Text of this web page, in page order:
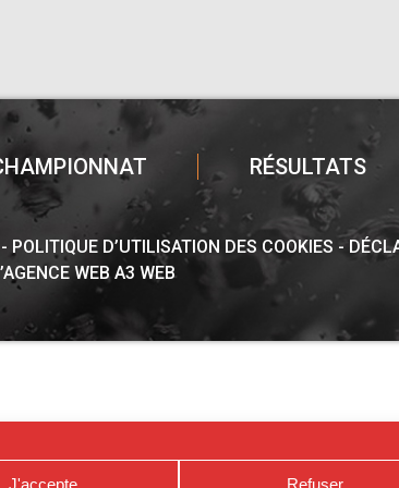
J'accepte Refuser
RÉSULTATS
POLITIQUE D’UTILISATION DES COOKIES
WEB A3 WEB